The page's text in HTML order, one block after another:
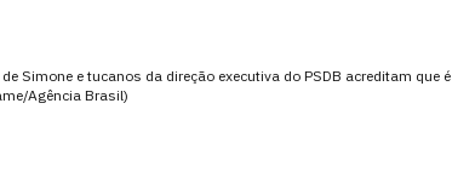
Simone e tucanos da direção executiva do PSDB acreditam que é
Agência Brasil)